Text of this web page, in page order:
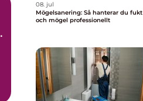
08. jul
Mögelsanering: Så hanterar du fukt
och mögel professionellt